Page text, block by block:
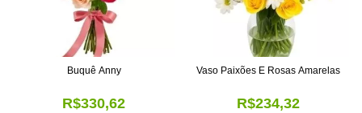
R$330,62
Buquê Anny
R$234,32
Vaso Paixões E Rosas Amarelas